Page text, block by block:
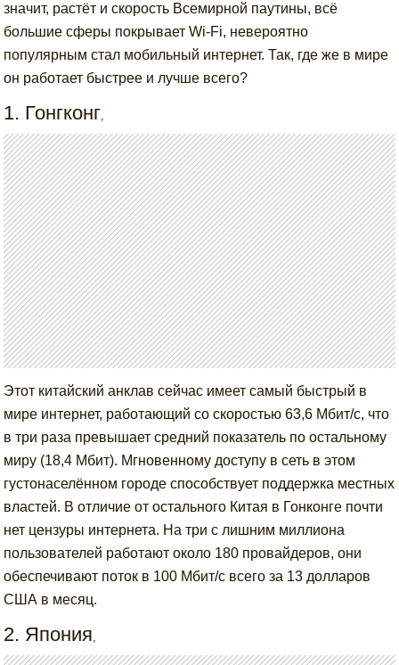
значит, растёт и скорость Всемирной паутины, всё
большие сферы покрывает Wi-Fi, невероятно
популярным стал мобильный интернет. Так, где же в мире
он работает быстрее и лучше всего?
1. Гонгконг,
Этот китайский анклав сейчас имеет самый быстрый в
мире интернет, работающий со скоростью 63,6 Мбит/с, что
в три раза превышает средний показатель по остальному
миру (18,4 Мбит). Мгновенному доступу в сеть в этом
густонаселённом городе способствует поддержка местных
властей. В отличие от остального Китая в Гонконге почти
нет цензуры интернета. На три с лишним миллиона
пользователей работают около 180 провайдеров, они
обеспечивают поток в 100 Мбит/с всего за 13 долларов
США в месяц.
2. Япония,